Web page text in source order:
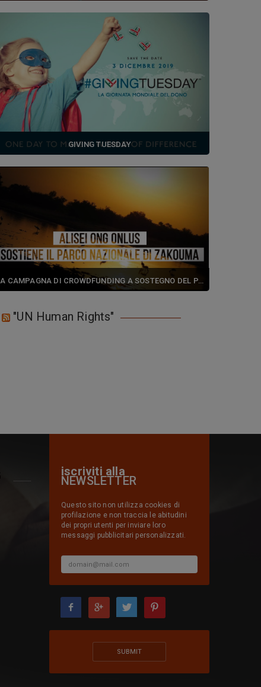
GIVING TUESDAY
LA CAMPAGNA DI CROWDFUNDING A SOSTEGNO DEL PARCO DI ZAKOUMA
"UN Human Rights"
iscriviti alla
NEWSLETTER
Questo sito non utilizza cookies di
profilazione e non traccia le abitudini
dei propri utenti per inviare loro
messaggi pubblicitari personalizzati.